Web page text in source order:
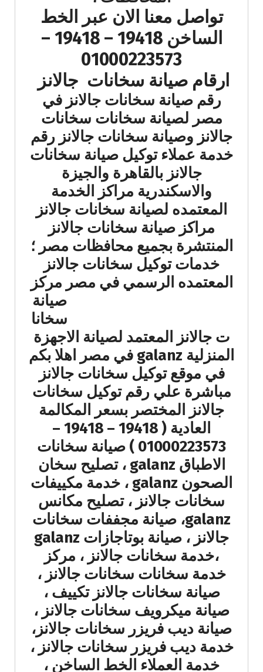
تواصل معنا الان عبر الخط
الساخن 19418 – 19418 –
01000223573
ارقام صيانة سخانات جالانز
رقم صيانة سخانات جالانز في
مصر لصيانة سخانات سخانات
جالانز وصيانة سخانات جالانز رقم
خدمة عملاء توكيل صيانة سخانات
جالانز بالقاهرة والجيزة
والاسكندرية مراكز الخدمة
المعتمده لصيانة سخانات جالانز
مراكز صيانة سخانات جالانز
المنتشرة بجميع محافظات مصر ؛
خدمات توكيل سخانات جالانز
المعتمده الرسمي في مصر مركز
صيانة
سخانا
ت جالانز المعتمد لصيانة الاجهزة
المنزلية galanz في مصر اهلا بكم
في موقع توكيل سخانات جالانز
مباشرة علي رقم توكيل سخانات
جالانز المختصر بسعر المكالمة
العادية ( 19418 – 19418 –
01000223573 ) صيانة سخانات
الاطباق galanz ، تصليح سخان
الصحون galanz ، خدمة مكييفات
سخانات جالانز ، تصليح مكانس
galanz، صيانة مجففات سخانات
جالانز ، صيانة بوتاجازات galanz
،خدمة سخانات جالانز ، مركز
خدمة سخانات سخانات جالانز ،
صيانة سخانات جالانز تكييف ،
صيانة ميكرويف سخانات جالانز ،
صيانة ديب فريزر سخانات جالانز،
خدمة ديب فريزر سخانات جالانز ،
خدمة العملاء الخط الساخن ،